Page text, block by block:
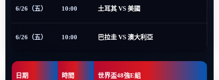
6/26（五） 10:00 土耳其 VS 美國
6/26（五） 10:00 巴拉圭 VS 澳大利亞
日期 時間 世界盃48強E組